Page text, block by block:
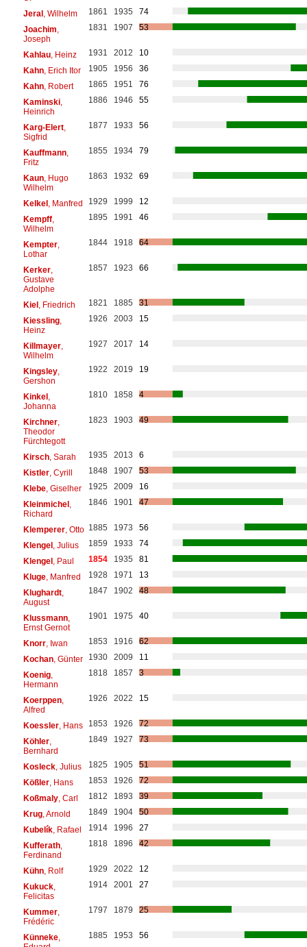
Jeral, Wilhelm 1861 1935
74
Joachim
Joseph
1831 1907 53
Kahlau, Heinz 1931 2012
10
Kahn, Erich Itor 1905 1956
36
Kahn, Robert 1865 1951
76
Kaminski,
Heinrich
1886 1946 55
Karg-Elert,
Sigfrid
1877 1933 56
Kauffmann,
Fritz
1855 1934 79
Kaun, Hugo
Wilhelm
1863 1932 69
Kelkel, Manfred 1929 1999
12
Kempff,
Wilhelm
1895 1991 46
Kempter,
Lothar
1844 1918 64
Kerker,
Gustave
Adolphe
1857 1923 66
Kiel, Friedrich 1821 1885
31
Kiessling,
Heinz
1926 2003 15
Killmayer,
Wilhelm
1927 2017 14
Kingsley,
Gershon
1922 2019 19
Kinkel,
Johanna
1810 1858 4
Kirchner,
Theodor
Fürchtegott
1823 1903 49
Kirsch, Sarah 1935 2013
6
Kistler, Cyrill 1848 1907
53
Klebe, Giselher 1925 2009
16
Kleinmichel,
Richard
1846 1901 47
Klemperer, Otto 1885 1973
56
Klengel, Julius 1859 1933
74
Klengel, Paul 1854 1935
81
Kluge, Manfred 1928 1971
13
Klughardt,
August
1847 1902 48
Klussmann,
Ernst Gernot
1901 1975 40
Knorr, Iwan 1853 1916
62
Kochan, Günter 1930 2009
11
Koenig,
Hermann
1818 1857 3
Koerppen,
Alfred
1926 2022 15
Koessler, Hans 1853 1926
72
Köhler,
Bernhard
1849 1927 73
Kosleck, Julius 1825 1905
51
Kößler, Hans 1853 1926
72
Koßmaly, Carl 1812 1893
39
Krug, Arnold 1849 1904
50
Kubelík, Rafael 1914 1996
27
Kufferath,
Ferdinand
1818 1896 42
Kühn, Rolf 1929 2022
12
Kukuck,
Felicitas
1914 2001 27
Kummer,
Frédéric
1797 1879 25
Künneke,
1885 1953 56